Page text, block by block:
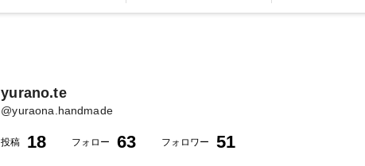
yurano.te
@yuraona.handmade
投稿 18 フォロー 63 フォロワー 51